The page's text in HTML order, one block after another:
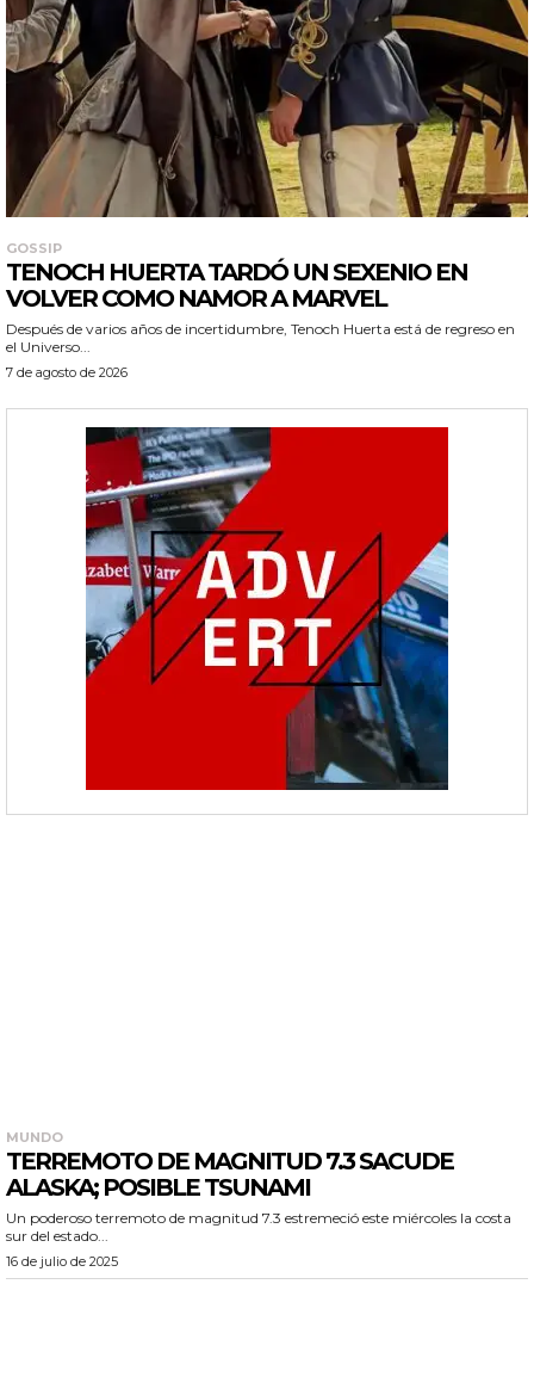
GOSSIP
TENOCH HUERTA TARDÓ UN SEXENIO EN
VOLVER COMO NAMOR A MARVEL
Después de varios años de incertidumbre, Tenoch Huerta está de regreso en
el Universo...
7 de agosto de 2026
MUNDO
TERREMOTO DE MAGNITUD 7.3 SACUDE
ALASKA; POSIBLE TSUNAMI
Un poderoso terremoto de magnitud 7.3 estremeció este miércoles la costa
sur del estado...
16 de julio de 2025